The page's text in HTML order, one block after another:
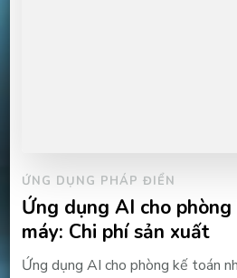
ỨNG DỤNG PHÁP ĐIỂN
Ứng dụng AI cho
máy: Chi phí sản xuất
Ứng dụng AI cho phòng kế toán